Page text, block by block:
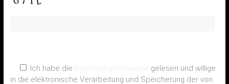
Ich habe die
gelesen und willige
in die elektronische Verarbeitung und Speicherung der von